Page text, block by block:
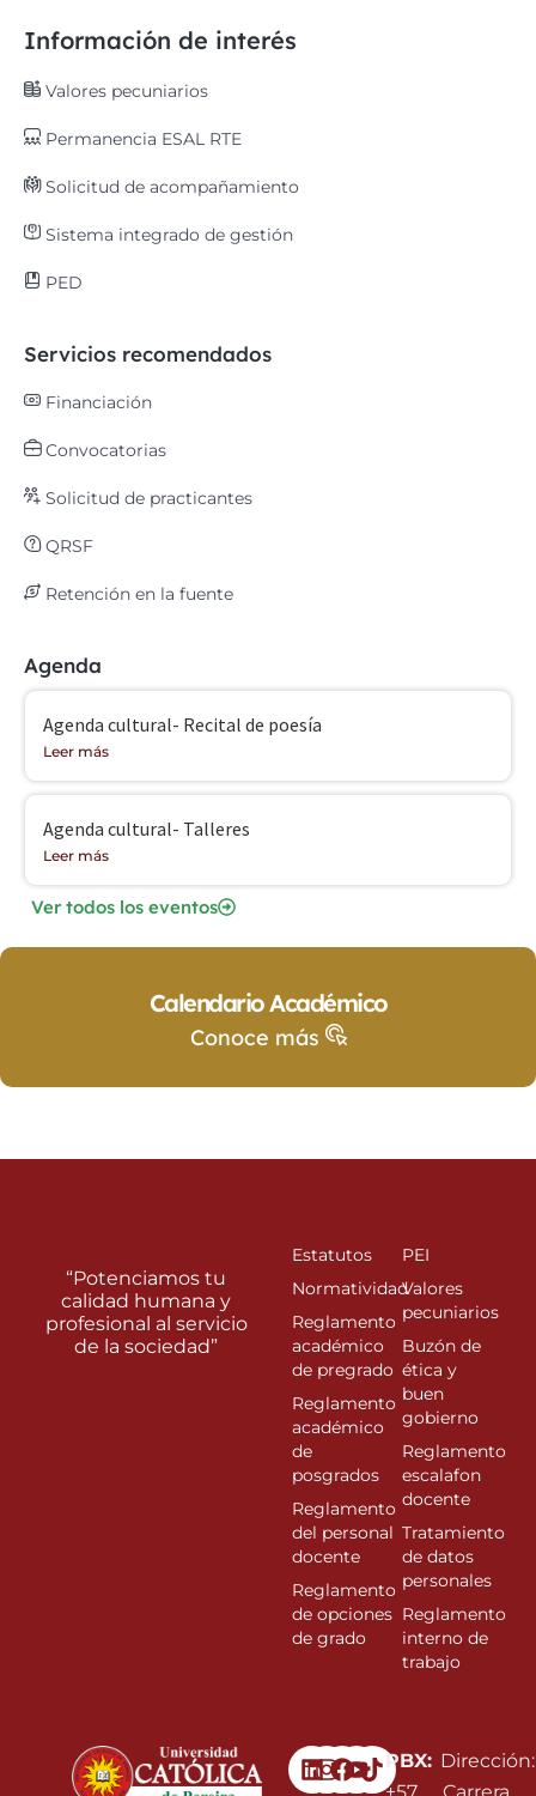
Información de interés
Valores pecuniarios
Permanencia ESAL RTE
Solicitud de acompañamiento
Sistema integrado de gestión
PED
Servicios recomendados
Financiación
Convocatorias
Solicitud de practicantes
QRSF
Retención en la fuente
Agenda
Agenda cultural- Recital de poesía
Leer más
Agenda cultural- Talleres
Leer más
Ver todos los eventos
Calendario Académico
Conoce más
Linkedin
Instagram
Facebook
Youtube
PBX: Dirección:
“Potenciamos tu
calidad humana y
profesional al servicio
de la sociedad”
Estatutos
Normatividad
Reglamento
académico
de pregrado
Reglamento
académico
de
posgrados
Reglamento
del personal
docente
Reglamento
de opciones
de grado
PEI
Valores
pecuniarios
Buzón de
ética y
buen
gobierno
Reglamento
escalafon
docente
Tratamiento
de datos
personales
Reglamento
interno de
trabajo